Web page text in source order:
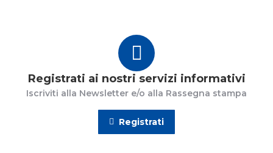
Registrati ai nostri servizi informativi
Iscriviti alla Newsletter e/o alla Rassegna stampa
Registrati